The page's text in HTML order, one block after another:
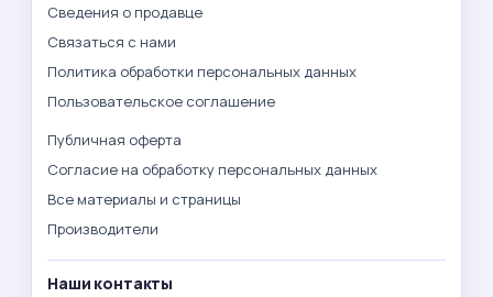
Сведения о продавце
Связаться с нами
Политика обработки персональных данных
Пользовательское соглашение
Публичная оферта
Согласие на обработку персональных данных
Все материалы и страницы
Производители
Наши контакты